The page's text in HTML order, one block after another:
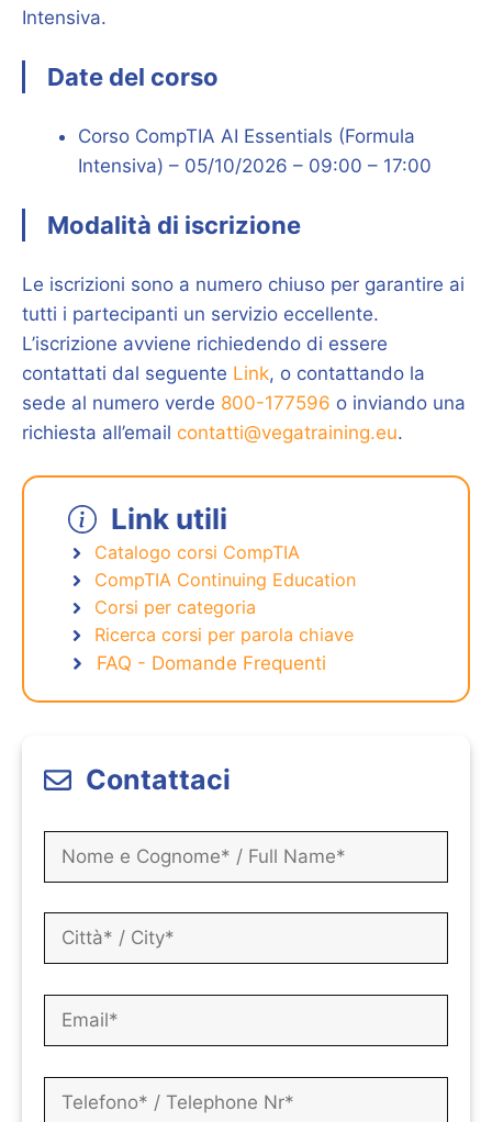
Intensiva.
Date del corso
Corso CompTIA AI Essentials (Formula
Intensiva) – 05/10/2026 – 09:00 – 17:00
Modalità di iscrizione
Le iscrizioni sono a numero chiuso per garantire ai
tutti i partecipanti un servizio eccellente.
L’iscrizione avviene richiedendo di essere
contattati dal seguente Link, o contattando la
sede al numero verde 800-177596 o inviando una
richiesta all’email contatti@vegatraining.eu.
Link utili
Catalogo corsi CompTIA
CompTIA Continuing Education
Corsi per categoria
Ricerca corsi per parola chiave
FAQ - Domande Frequenti
Contattaci